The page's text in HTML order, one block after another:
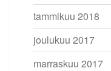
tammikuu 2018
joulukuu 2017
marraskuu 2017